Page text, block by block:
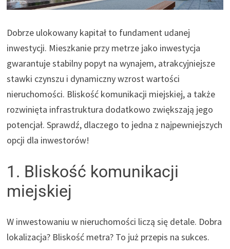
Dobrze ulokowany kapitał to fundament udanej
inwestycji. Mieszkanie przy metrze jako inwestycja
gwarantuje stabilny popyt na wynajem, atrakcyjniejsze
stawki czynszu i dynamiczny wzrost wartości
nieruchomości. Bliskość komunikacji miejskiej, a także
rozwinięta infrastruktura dodatkowo zwiększają jego
potencjał. Sprawdź, dlaczego to jedna z najpewniejszych
opcji dla inwestorów!
1. Bliskość komunikacji
miejskiej
W inwestowaniu w nieruchomości liczą się detale. Dobra
lokalizacja? Bliskość metra? To już przepis na sukces.